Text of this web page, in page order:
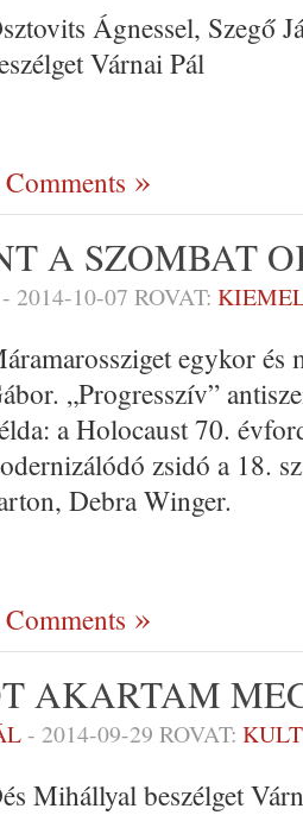
Ágnessel, Szegő
Várnai Pál
A SZOMBAT
- 2014-10-07 ROVAT:
egykor és
„Progresszív”
a Holocaust 70.
zsidó a 18.
Debra Winger.
AKARTAM
- 2014-09-29 ROVAT:
Mihállyal beszélget